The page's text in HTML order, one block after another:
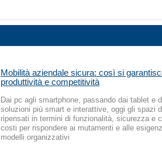
Mobilità aziendale sicura: così si
produttività e competitività
Dai pc agli smartphone, passando dai tablet e
soluzioni più smart e interattive, oggi gli spazi
ripensati in termini di funzionalità, sicurezza e
costi per rispondere ai mutamenti e alle
modelli organizzativi